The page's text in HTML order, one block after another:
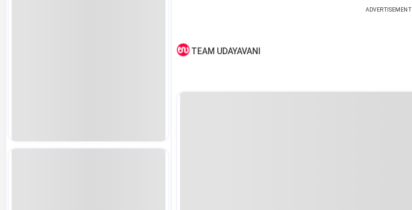
ADVERTISEMENT
TEAM UDAYAVANI